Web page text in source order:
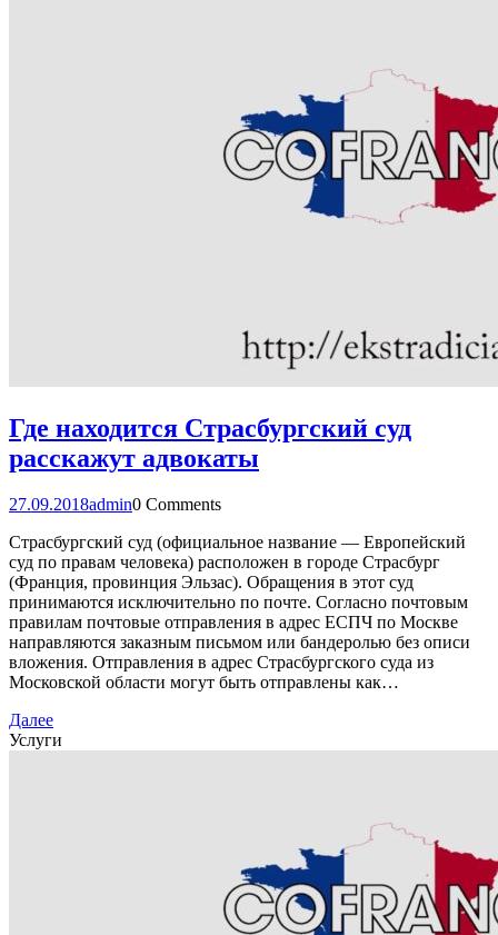
Где находится Страсбургский суд
расскажут адвокаты
27.09.2018admin0 Comments
Страсбургcкий суд (официальное название — Европейский
суд по правам человека) расположен в городе Страсбург
(Франция, провинция Эльзас). Обращения в этот суд
принимаются исключительно по почте. Согласно почтовым
правилам почтовые отправления в адрес ЕСПЧ по Москве
направляются заказным письмом или бандеролью без описи
вложения. Отправления в адрес Страсбургского суда из
Московской области могут быть отправлены как…
Далее
Услуги